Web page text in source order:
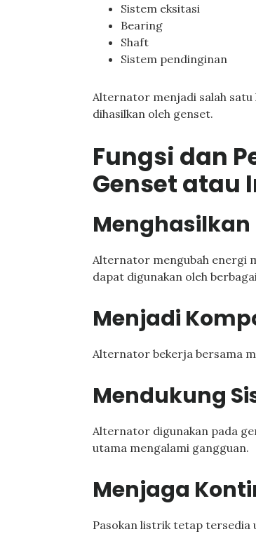
Sistem eksitasi
Bearing
Shaft
Sistem pendinginan
Alternator menjadi salah
dihasilkan oleh genset.
Fungsi dan
Genset atau
Menghasilkan
Alternator mengubah energi
dapat digunakan oleh
Menjadi
Alternator bekerja bersama
Mendukung
Alternator digunakan pada
utama mengalami gangguan.
Menjaga
Pasokan listrik tetap tersedia